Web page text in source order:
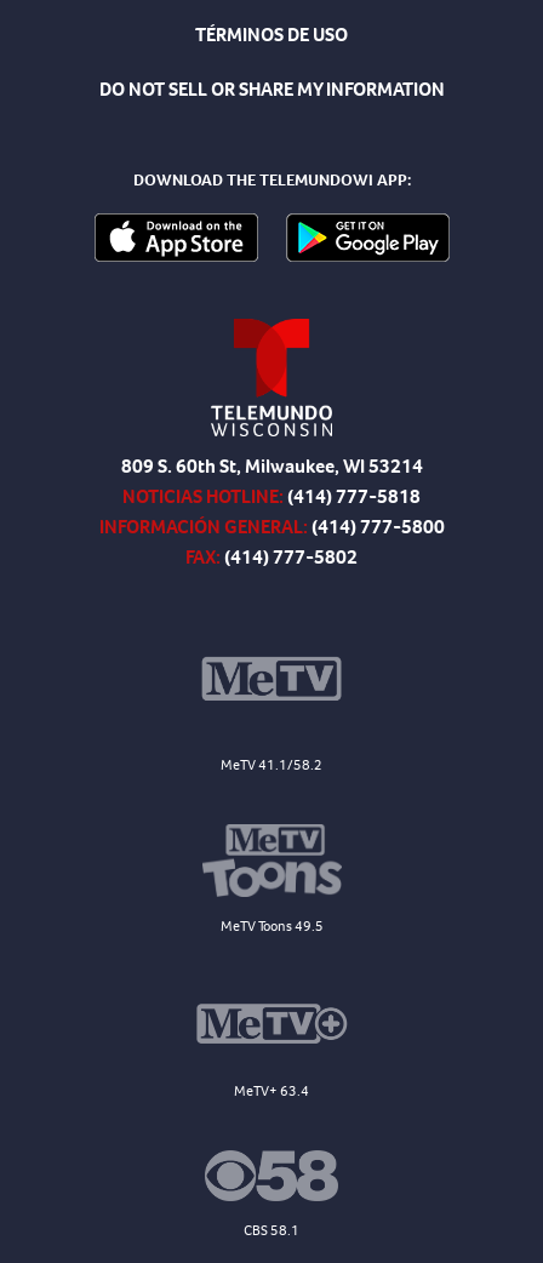
TÉRMINOS DE USO
DO NOT SELL OR SHARE MY INFORMATION
DOWNLOAD THE TELEMUNDOWI APP:
809 S. 60th St, Milwaukee, WI 53214
NOTICIAS HOTLINE:(414) 777-5818
INFORMACIÓN GENERAL:(414) 777-5800
FAX:(414) 777-5802
MeTV 41.1/58.2
MeTV Toons 49.5
MeTV+ 63.4
CBS 58.1